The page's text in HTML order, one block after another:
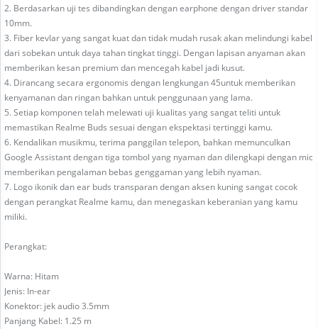
2. Berdasarkan uji tes dibandingkan dengan earphone dengan driver standar
10mm.
3. Fiber kevlar yang sangat kuat dan tidak mudah rusak akan melindungi kabel
dari sobekan untuk daya tahan tingkat tinggi. Dengan lapisan anyaman akan
memberikan kesan premium dan mencegah kabel jadi kusut.
4. Dirancang secara ergonomis dengan lengkungan 45untuk memberikan
kenyamanan dan ringan bahkan untuk penggunaan yang lama.
5. Setiap komponen telah melewati uji kualitas yang sangat teliti untuk
memastikan Realme Buds sesuai dengan ekspektasi tertinggi kamu.
6. Kendalikan musikmu, terima panggilan telepon, bahkan memunculkan
Google Assistant dengan tiga tombol yang nyaman dan dilengkapi dengan mic
memberikan pengalaman bebas genggaman yang lebih nyaman.
7. Logo ikonik dan ear buds transparan dengan aksen kuning sangat cocok
dengan perangkat Realme kamu, dan menegaskan keberanian yang kamu
miliki.
Perangkat:
Warna: Hitam
Jenis: In-ear
Konektor: jek audio 3.5mm
Panjang Kabel: 1.25 m